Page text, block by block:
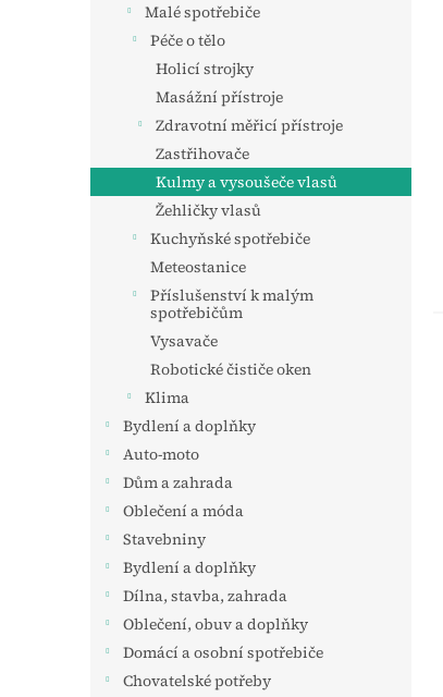
Malé spotřebiče
Péče o tělo
Holicí strojky
Masážní přístroje
Zdravotní měřicí přístroje
Zastřihovače
Kulmy a vysoušeče vlasů
Žehličky vlasů
Kuchyňské spotřebiče
Meteostanice
Příslušenství k malým
spotřebičům
Vysavače
Robotické čističe oken
Klima
Bydlení a doplňky
Auto-moto
Dům a zahrada
Oblečení a móda
Stavebniny
Bydlení a doplňky
Dílna, stavba, zahrada
Oblečení, obuv a doplňky
Domácí a osobní spotřebiče
Chovatelské potřeby